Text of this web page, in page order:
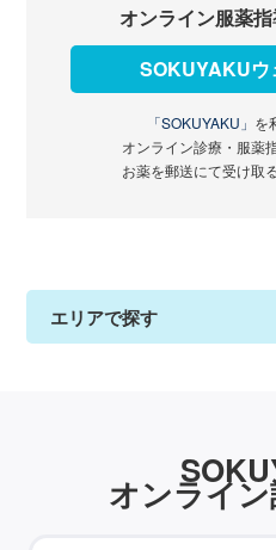
オンライン服薬
SOKUYAKUウ
「SOKUYAKU」 を
オンライン診療・服薬
お薬を郵送にて受け取
エリアで探す
オンライ